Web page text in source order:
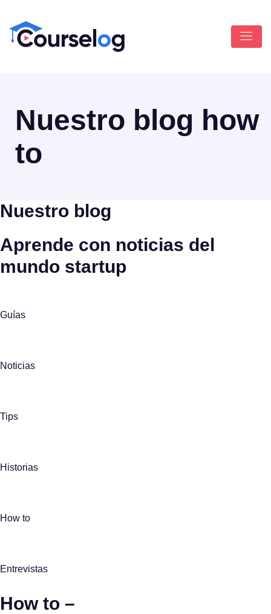
Nuestro blog how
to
Nuestro blog
Aprende con noticias del
mundo startup
Guías
Noticias
Tips
Historias
How to
Entrevistas
How to –